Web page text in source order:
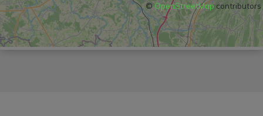
©OpenStreetMapcontributors